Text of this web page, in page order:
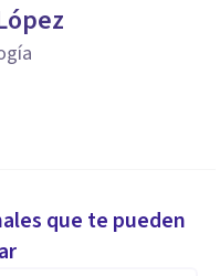
que te pueden